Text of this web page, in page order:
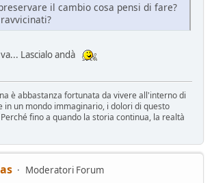
il cambio cosa pensi di fare?
Lascialo andà
è abbastanza fortunata da vivere all'interno di
in un mondo immaginario, i dolori di questo
fino a quando la storia continua, la realtà
Moderatori Forum